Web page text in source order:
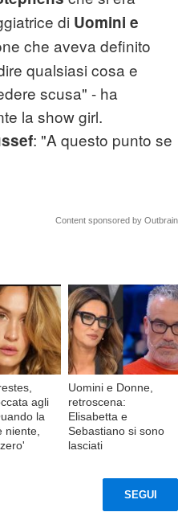
di Uomini e
che aveva definito
qualsiasi cosa e
scusa" - ha
la show girl.
: "A questo punto se
Content sponsored by Outbrain
agli
la
niente,
Uomini e Donne,
retroscena:
Elisabetta e
Sebastiano si sono
lasciati
SEGUI